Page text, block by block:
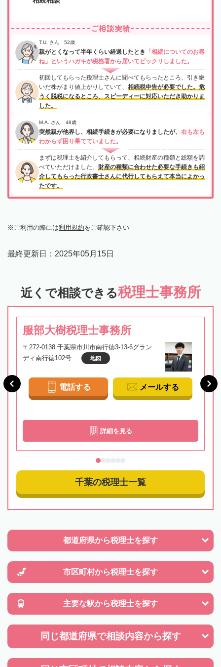
ご相談実績
T.U. さん 52歳
親がとくなって半年くらい経過したとき
「相続についてのお尋
ね」というハガキが税務署から届いてビックリしました。
初回してもらった税理士さんに聞べてもらったところ、引き継
いだ株がまり値上がりしていて、 相続税申告が必要でした。危
うく脱税になるところ、スピーディーに対応いただき助かりま
した。
M.A. さん 48歳
突然親が他界し、相続手続きが必要になりましたが、 右も左も
わからず困り果てていました。
まずは税理士を紹介してもらって、相続財産の種類と総額を調
べていただけました。 財産の種類に合わせた必要な手続きも紹
介してもらった行政書士さんに代行してもらえて本当によかっ
たです。
ご利用の際には利用規約をご確認下さい
最終更新日： 2025年05月15日
近くで相談できる税理士事務所
服部大樹税理士事務所
〒272-0138 千葉県市川市南行徳3-13-6グラン
ディ南行徳102号
地図
電話する メールする
詳細を見る
千葉の税理士一覧
都道府県から税理士を探す
市区町村から税理士を探す
主要な駅から税理士を探す
同じ都道府県で相談内容から探す